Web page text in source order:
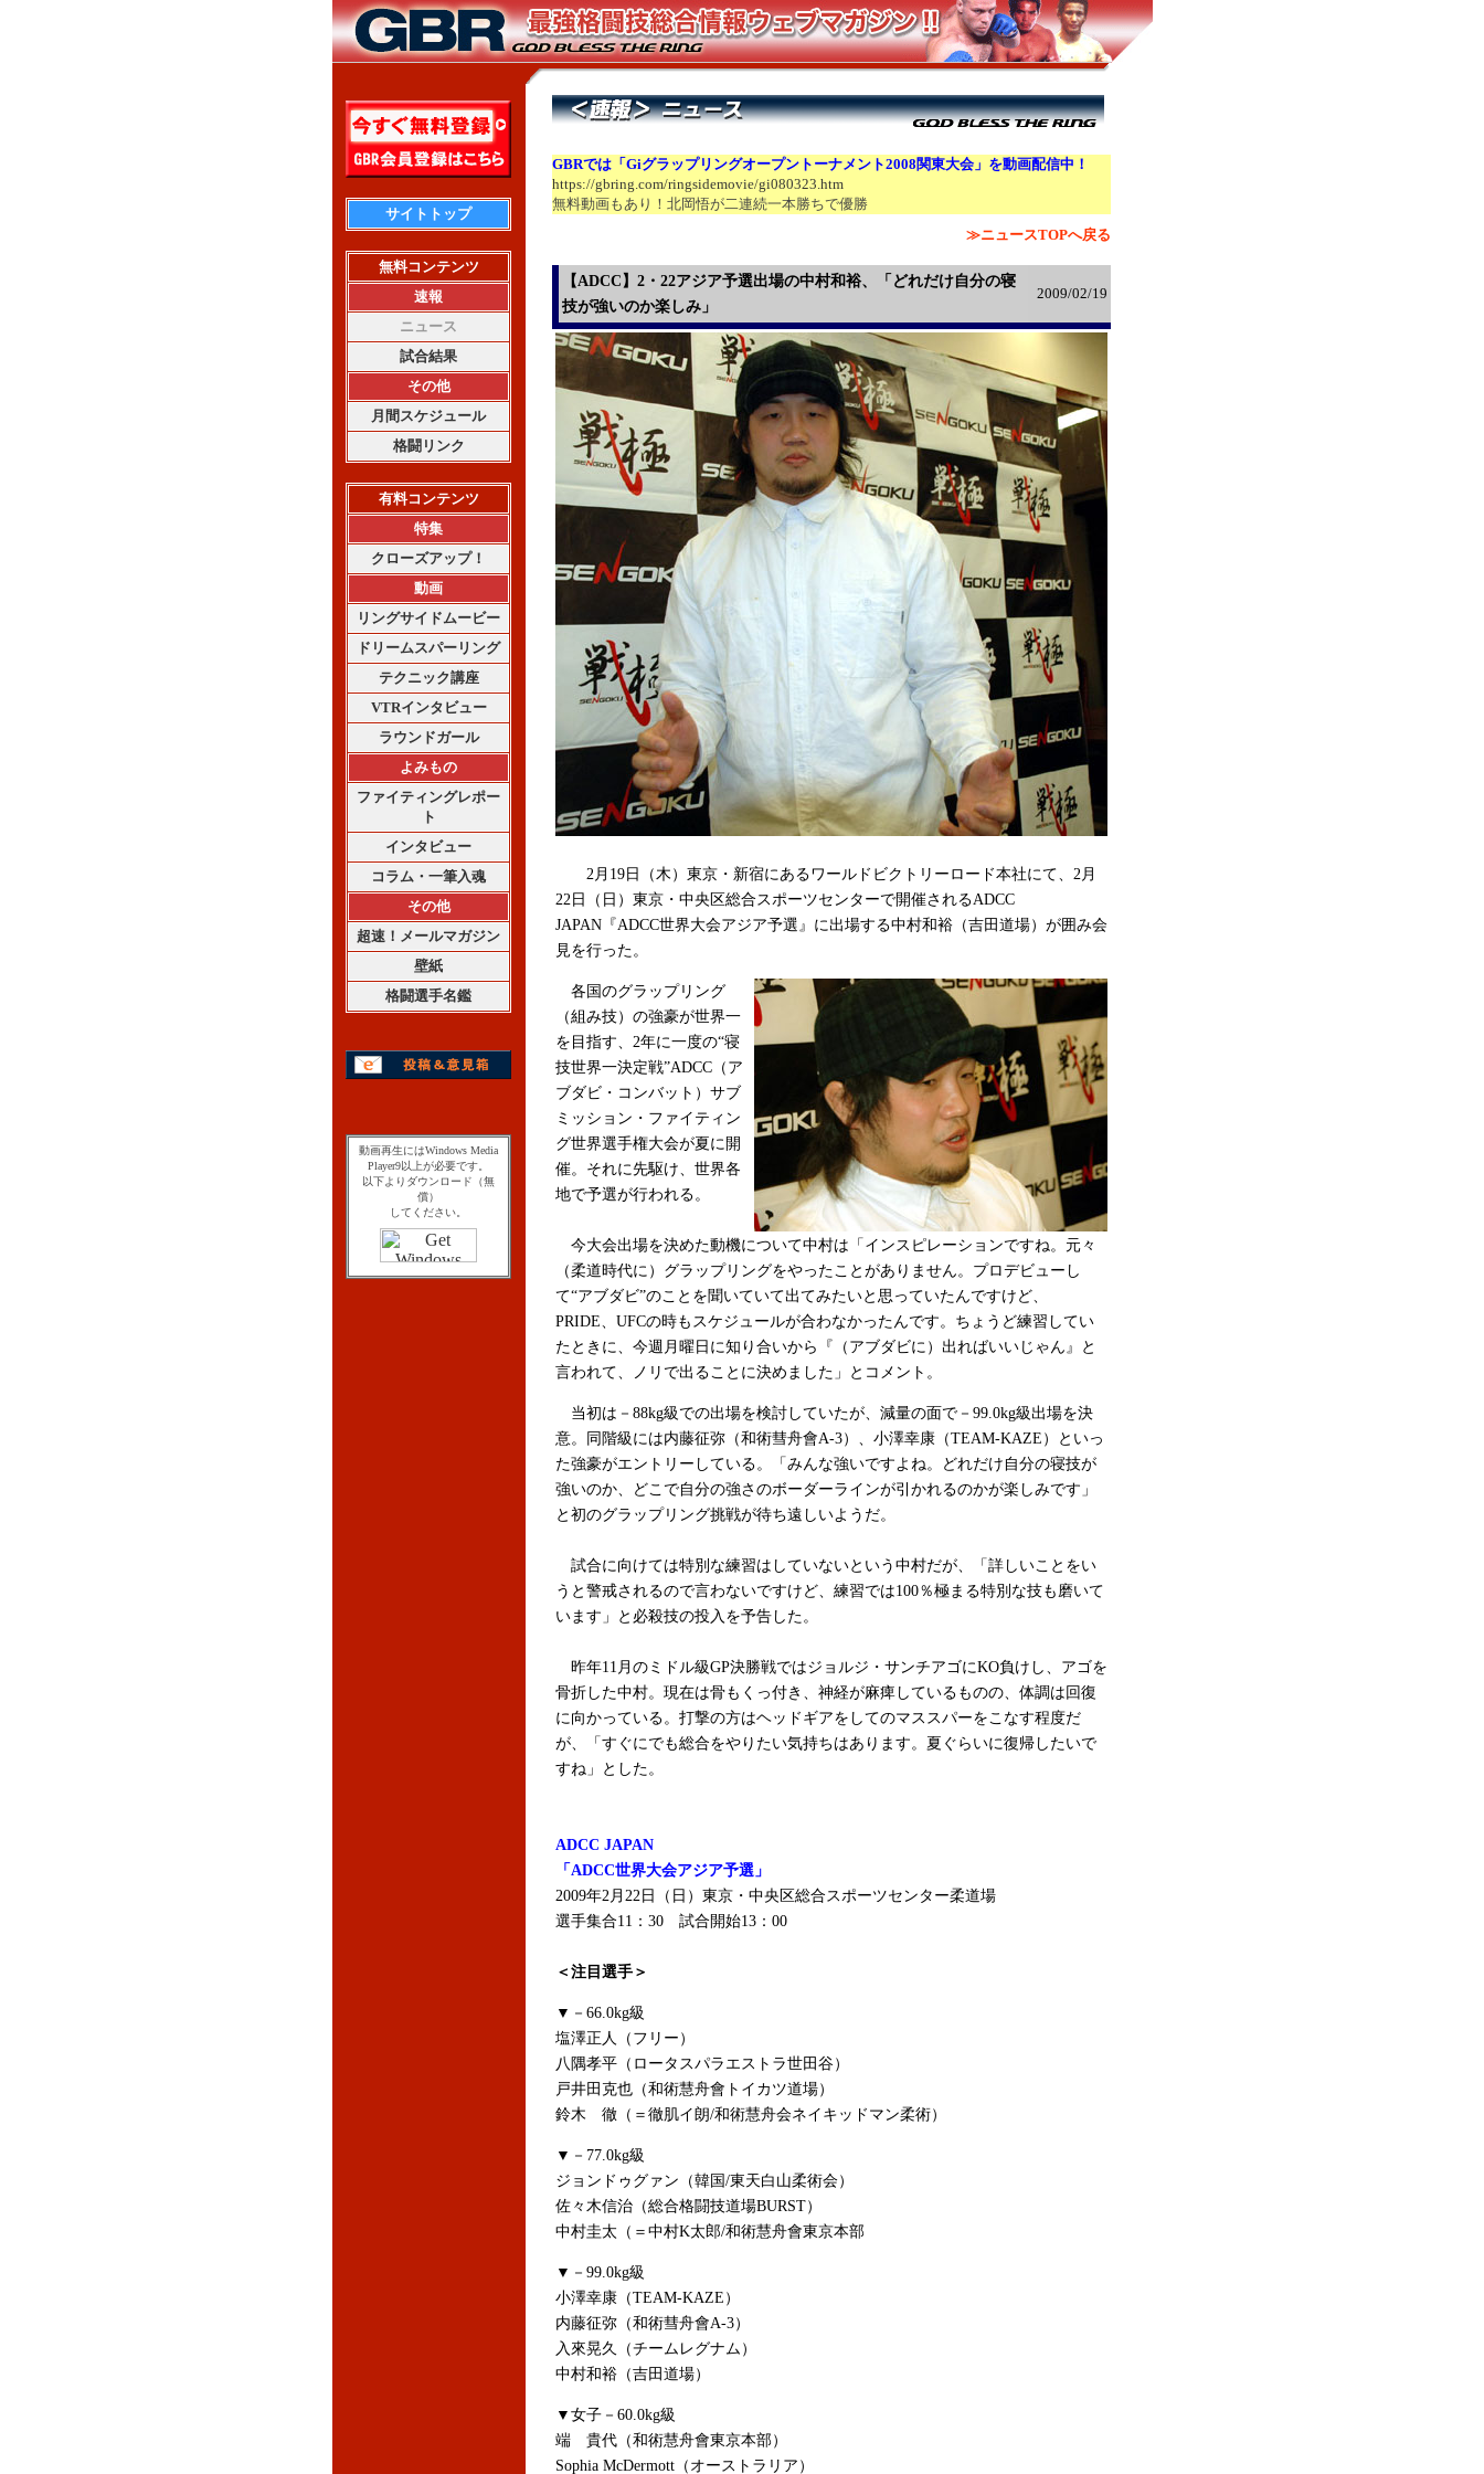
サイトトップ
無料コンテンツ
速報
ニュース
試合結果
その他
月間スケジュール
格闘リンク
有料コンテンツ
特集
クローズアップ！
動画
リングサイドムービー
ドリームスパーリング
テクニック講座
VTRインタビュー
ラウンドガール
よみもの
ファイティングレポー
ト
インタビュー
コラム・一筆入魂
その他
超速！メールマガジン
壁紙
格闘選手名鑑
動画再生にはWindows Media
Player9以上が必要です。
以下よりダウンロード（無
償）
してください。
GBRでは「Giグラップリングオープントーナメント2008関東大会」を動画配信中！
https://gbring.com/ringsidemovie/gi080323.htm
無料動画もあり！北岡悟が二連続一本勝ちで優勝
≫ニュースTOPへ戻る
【ADCC】2・22アジア予選出場の中村和裕、「どれだけ自分の寝
技が強いのか楽しみ」
2009/02/19
2月19日（木）東京・新宿にあるワールドビクトリーロード本社にて、2月
22日（日）東京・中央区総合スポーツセンターで開催されるADCC
JAPAN『ADCC世界大会アジア予選』に出場する中村和裕（吉田道場）が囲み会
見を行った。
各国のグラップリング
（組み技）の強豪が世界一
を目指す、2年に一度の“寝
技世界一決定戦”ADCC（ア
ブダビ・コンバット）サブ
ミッション・ファイティン
グ世界選手権大会が夏に開
催。それに先駆け、世界各
地で予選が行われる。
今大会出場を決めた動機について中村は「インスピレーションですね。元々
（柔道時代に）グラップリングをやったことがありません。プロデビューし
て“アブダビ”のことを聞いていて出てみたいと思っていたんですけど、
PRIDE、UFCの時もスケジュールが合わなかったんです。ちょうど練習してい
たときに、今週月曜日に知り合いから『（アブダビに）出ればいいじゃん』と
言われて、ノリで出ることに決めました」とコメント。
当初は－88kg級での出場を検討していたが、減量の面で－99.0kg級出場を決
意。同階級には内藤征弥（和術彗舟會A-3）、小澤幸康（TEAM-KAZE）といっ
た強豪がエントリーしている。「みんな強いですよね。どれだけ自分の寝技が
強いのか、どこで自分の強さのボーダーラインが引かれるのかが楽しみです」
と初のグラップリング挑戦が待ち遠しいようだ。
試合に向けては特別な練習はしていないという中村だが、「詳しいことをい
うと警戒されるので言わないですけど、練習では100％極まる特別な技も磨いて
います」と必殺技の投入を予告した。
昨年11月のミドル級GP決勝戦ではジョルジ・サンチアゴにKO負けし、アゴを
骨折した中村。現在は骨もくっ付き、神経が麻痺しているものの、体調は回復
に向かっている。打撃の方はヘッドギアをしてのマススパーをこなす程度だ
が、「すぐにでも総合をやりたい気持ちはあります。夏ぐらいに復帰したいで
すね」とした。
ADCC JAPAN
「ADCC世界大会アジア予選」
2009年2月22日（日）東京・中央区総合スポーツセンター柔道場
選手集合11：30 試合開始13：00
＜注目選手＞
▼－66.0kg級
塩澤正人（フリー）
八隅孝平（ロータスパラエストラ世田谷）
戸井田克也（和術慧舟會トイカツ道場）
鈴木 徹（＝徹肌イ朗/和術慧舟会ネイキッドマン柔術）
▼－77.0kg級
ジョンドゥグァン（韓国/東天白山柔術会）
佐々木信治（総合格闘技道場BURST）
中村圭太（＝中村K太郎/和術慧舟會東京本部
▼－99.0kg級
小澤幸康（TEAM-KAZE）
内藤征弥（和術彗舟會A-3）
入來晃久（チームレグナム）
中村和裕（吉田道場）
▼女子－60.0kg級
端 貴代（和術慧舟會東京本部）
Sophia McDermott（オーストラリア）